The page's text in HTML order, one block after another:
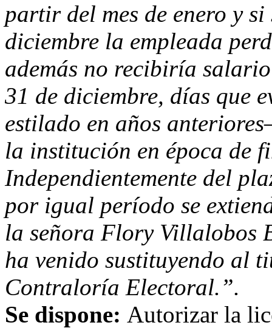
partir del mes de enero y
diciembre la empleada
además no recibiría
31 de diciembre, días que
estilado en años
la institución en época de
Independientemente del
por igual período se
la señora Flory Villalobos
ha venido sustituyendo al
Contraloría Electoral.”.
Se dispone: Autorizar la